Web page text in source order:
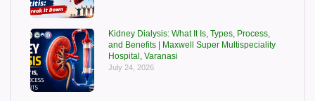
Kidney Dialysis: What It Is, Types, Process,
and Benefits | Maxwell Super Multispeciality
Hospital, Varanasi
July 24, 2026